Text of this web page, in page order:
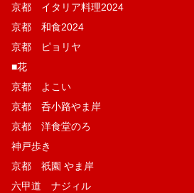
京都 イタリア料理2024
京都 和食2024
京都 ピョリヤ
■花
京都 よこい
京都 呑小路やま岸
京都 洋食堂のろ
神戸歩き
京都 祇園 やま岸
六甲道 ナジィル